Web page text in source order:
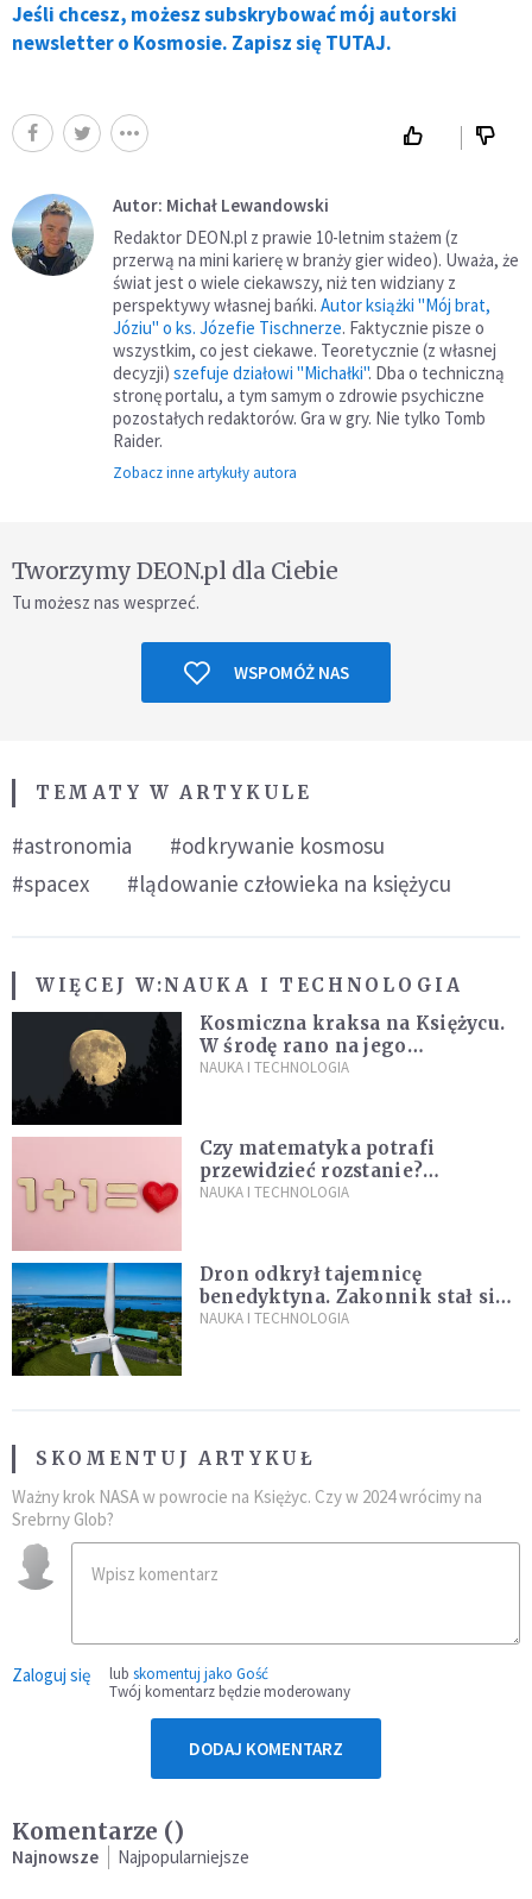
Jeśli chcesz, możesz subskrybować mój autorski
newsletter o Kosmosie. Zapisz się TUTAJ.
Autor: Michał Lewandowski
Redaktor DEON.pl z prawie 10-letnim stażem (z
przerwą na mini karierę w branży gier wideo). Uważa, że
świat jest o wiele ciekawszy, niż ten widziany z
perspektywy własnej bańki. Autor książki "Mój brat,
Józiu" o ks. Józefie Tischnerze. Faktycznie pisze o
wszystkim, co jest ciekawe. Teoretycznie (z własnej
decyzji) szefuje działowi "Michałki". Dba o techniczną
stronę portalu, a tym samym o zdrowie psychiczne
pozostałych redaktorów. Gra w gry. Nie tylko Tomb
Raider.
Zobacz inne artykuły autora
Tworzymy DEON.pl dla Ciebie
Tu możesz nas wesprzeć.
WSPOMÓŻ NAS
TEMATY W ARTYKULE
#astronomia
#odkrywanie kosmosu
#spacex
#lądowanie człowieka na księżycu
WIĘCEJ W:NAUKA I TECHNOLOGIA
Kosmiczna kraksa na Księżycu.
W środę rano na jego
powierzchni dojdzie do
NAUKA I TECHNOLOGIA
Czy matematyka potrafi
przewidzieć rozstanie?
Naukowcy stworzyli model
NAUKA I TECHNOLOGIA
Dron odkrył tajemnicę
benedyktyna. Zakonnik stał się
sławny
NAUKA I TECHNOLOGIA
SKOMENTUJ ARTYKUŁ
Ważny krok NASA w powrocie na Księżyc. Czy w 2024 wrócimy na
Srebrny Glob?
Zaloguj się lub skomentuj jako Gość
Twój komentarz będzie moderowany
DODAJ KOMENTARZ
Komentarze ()
Najnowsze Najpopularniejsze